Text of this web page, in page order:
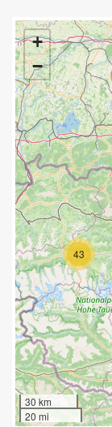
43
+
−
30 km
20 mi